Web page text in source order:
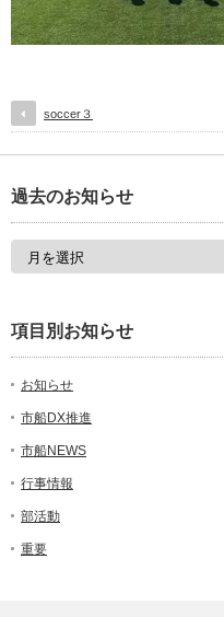
soccer３
過去のお知らせ
項目別お知らせ
お知らせ
市船DX推進
市船NEWS
行事情報
部活動
重要